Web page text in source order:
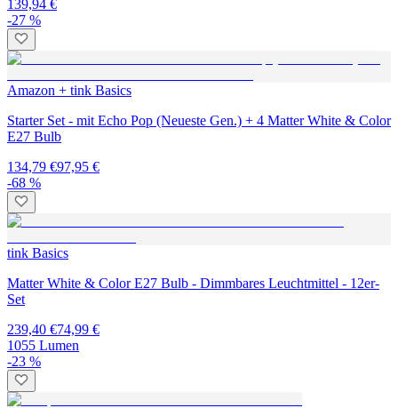
139,94 €
-27 %
Amazon + tink Basics
Starter Set - mit Echo Pop (Neueste Gen.) + 4 Matter White & Color
E27 Bulb
134,79 €97,95 €
-68 %
tink Basics
Matter White & Color E27 Bulb - Dimmbares Leuchtmittel - 12er-
Set
239,40 €74,99 €
1055 Lumen
-23 %